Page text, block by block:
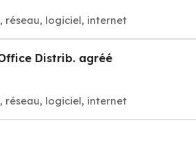
réseau, logiciel, internet
Distrib. agréé
réseau, logiciel, internet